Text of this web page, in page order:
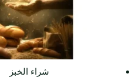
شراء الخبز